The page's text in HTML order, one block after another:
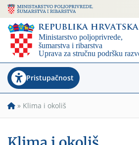
Pristupačnost
» Klima i okoliš